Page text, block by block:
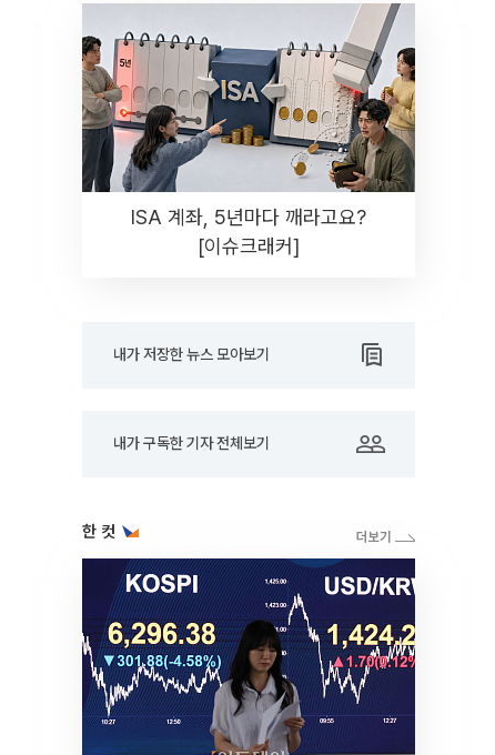
ISA 계좌, 5년마다 깨라고요?
[이슈크래커]
내가 저장한 뉴스 모아보기
내가 구독한 기자 전체보기
한 컷